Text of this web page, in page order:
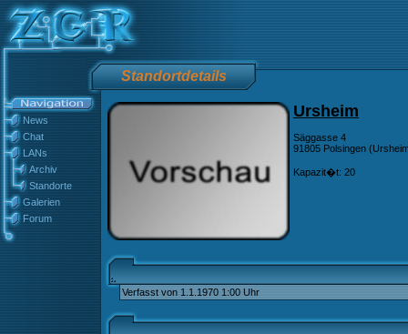
Standortdetails
News
Chat
LANs
Archiv
Standorte
Galerien
Forum
Ursheim
Säggasse 4
91805 Polsingen
Kapazit�t: 20
Verfasst von 1.1.1970 1:00 Uhr